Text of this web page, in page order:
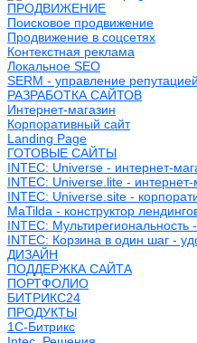
ПРОДВИЖЕНИЕ
Поисковое продвижение
Продвижение в соцсетях
Контекстная реклама
Локальное SEO
SERM - управление репутацией
РАЗРАБОТКА САЙТОВ
Интернет-магазин
Корпоративный сайт
Landing Page
ГОТОВЫЕ САЙТЫ
INTEC: Universe - интернет-
INTEC: Universe.lite -
INTEC: Universe.site -
MaTilda - конструктор
INTEC: Мультирегиональность
INTEC: Корзина в один шаг -
ДИЗАЙН
ПОДДЕРЖКА САЙТА
ПОРТФОЛИО
БИТРИКС24
ПРОДУКТЫ
1С-Битрикс